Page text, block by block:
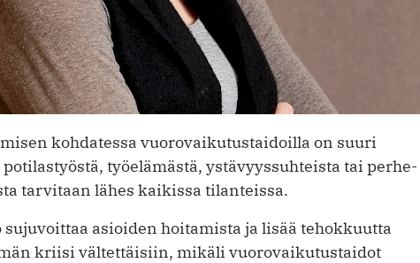
kohdatessa vuorovaikutustaidoilla on suuri
työelämästä, ystävyyssuhteista tai perhe-
tarvitaan lähes kaikissa tilanteissa.
asioiden hoitamista ja lisää tehokkuutta
kriisi vältettäisiin, mikäli vuorovaikutustaidot